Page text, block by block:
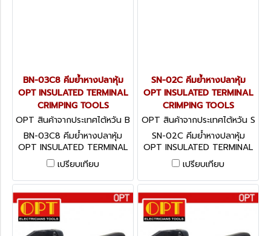
BN-03C8 คีมย้ำหางปลาหุ้ม
OPT INSULATED TERMINAL
CRIMPING TOOLS
OPT สินค้าจากประเทศไต้หวัน B
N-03C8
BN-03C8 คีมย้ำหางปลาหุ้ม
OPT INSULATED TERMINAL
CRIMPING TOOLS
เปรียบเทียบ
SN-02C คีมย้ำหางปลาหุ้ม
OPT INSULATED TERMINAL
CRIMPING TOOLS
OPT สินค้าจากประเทศไต้หวัน S
N-02C
SN-02C คีมย้ำหางปลาหุ้ม
OPT INSULATED TERMINAL
CRIMPING TOOLS
เปรียบเทียบ